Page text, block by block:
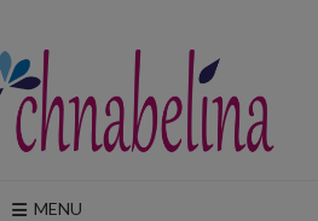
MENU